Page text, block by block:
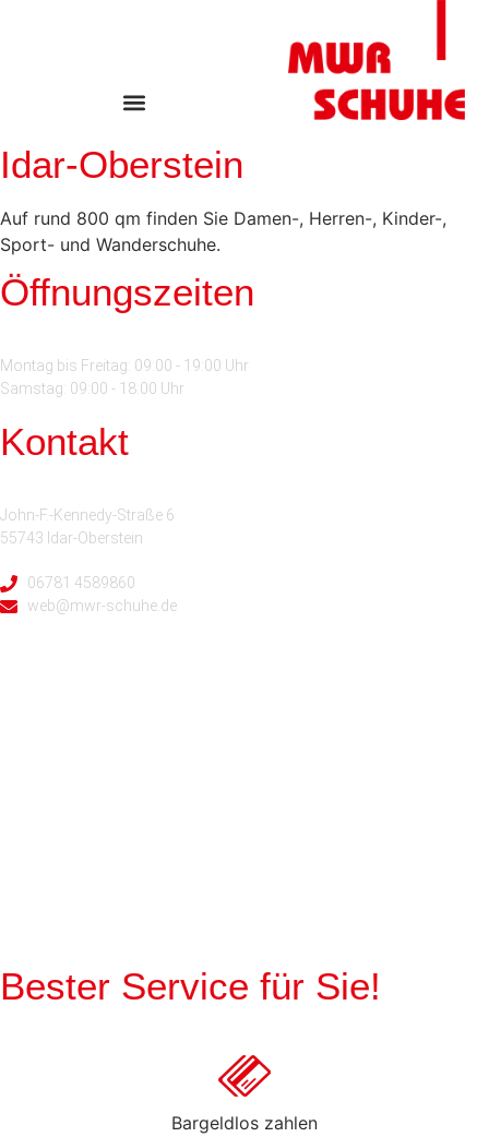
Idar-Oberstein
Auf rund 800 qm finden Sie Damen-, Herren-, Kinder-,
Sport- und Wanderschuhe.
Öffnungszeiten
Montag bis Freitag: 09:00 - 19:00 Uhr
Samstag: 09:00 - 18:00 Uhr
Kontakt
John-F.-Kennedy-Straße 6
55743 Idar-Oberstein
06781 4589860
web@mwr-schuhe.de
Bester Service für Sie!
Bargeldlos zahlen